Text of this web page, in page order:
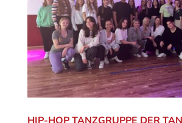
HIP-HOP TANZGRUPPE DER